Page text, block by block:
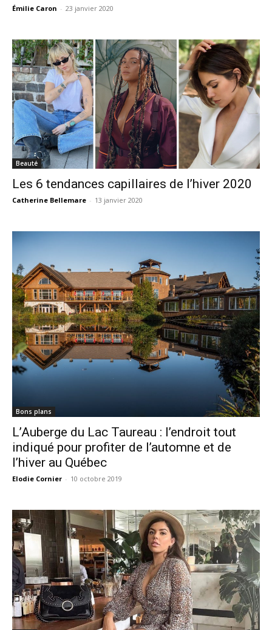
Émilie Caron - 23 janvier 2020
Beauté
Les 6 tendances capillaires de l’hiver 2020
Catherine Bellemare - 13 janvier 2020
Bons plans
L’Auberge du Lac Taureau : l’endroit tout
indiqué pour profiter de l’automne et de
l’hiver au Québec
Elodie Cornier - 10 octobre 2019